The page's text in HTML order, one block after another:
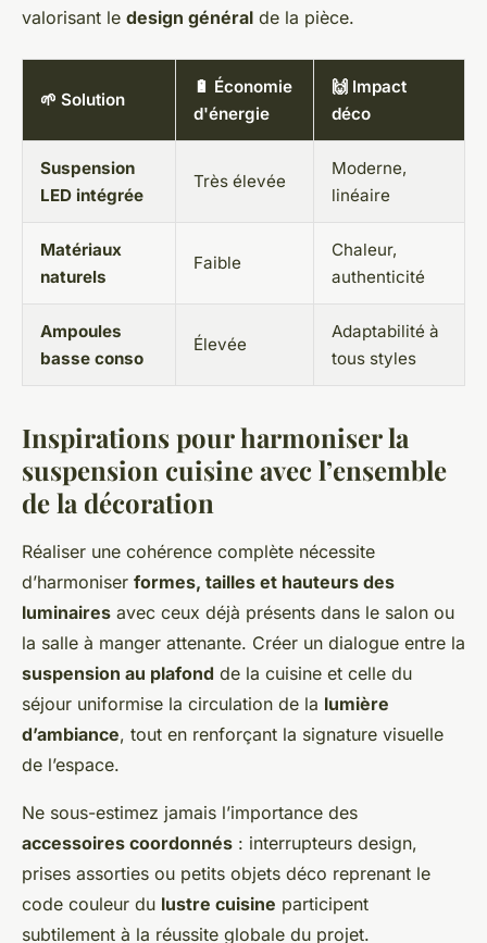
valorisant le design général de la pièce.
🌱 Solution
🔋 Économie
d'énergie
🙌 Impact
déco
Suspension
LED intégrée
Très élevée
Moderne,
linéaire
Matériaux
naturels
Faible
Chaleur,
authenticité
Ampoules
basse conso
Élevée
Adaptabilité à
tous styles
Inspirations pour harmoniser la
suspension cuisine avec l’ensemble
de la décoration
Réaliser une cohérence complète nécessite
d’harmoniser formes, tailles et hauteurs des
luminaires avec ceux déjà présents dans le salon ou
la salle à manger attenante. Créer un dialogue entre la
suspension au plafond de la cuisine et celle du
séjour uniformise la circulation de la lumière
d’ambiance, tout en renforçant la signature visuelle
de l’espace.
Ne sous-estimez jamais l’importance des
accessoires coordonnés : interrupteurs design,
prises assorties ou petits objets déco reprenant le
code couleur du lustre cuisine participent
subtilement à la réussite globale du projet.